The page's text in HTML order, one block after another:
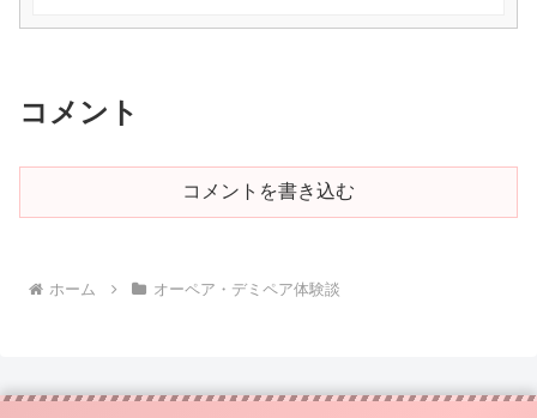
コメント
コメントを書き込む
ホーム オーペア・デミペア体験談